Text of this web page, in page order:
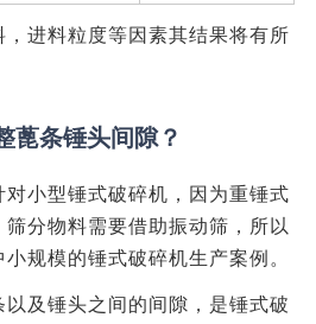
进料粒度等因素其结果将有所
蓖条锤头间隙？
小型锤式破碎机，因为重锤式
分物料需要借助振动筛，所以
规模的锤式破碎机生产案例。
及锤头之间的间隙，是锤式破